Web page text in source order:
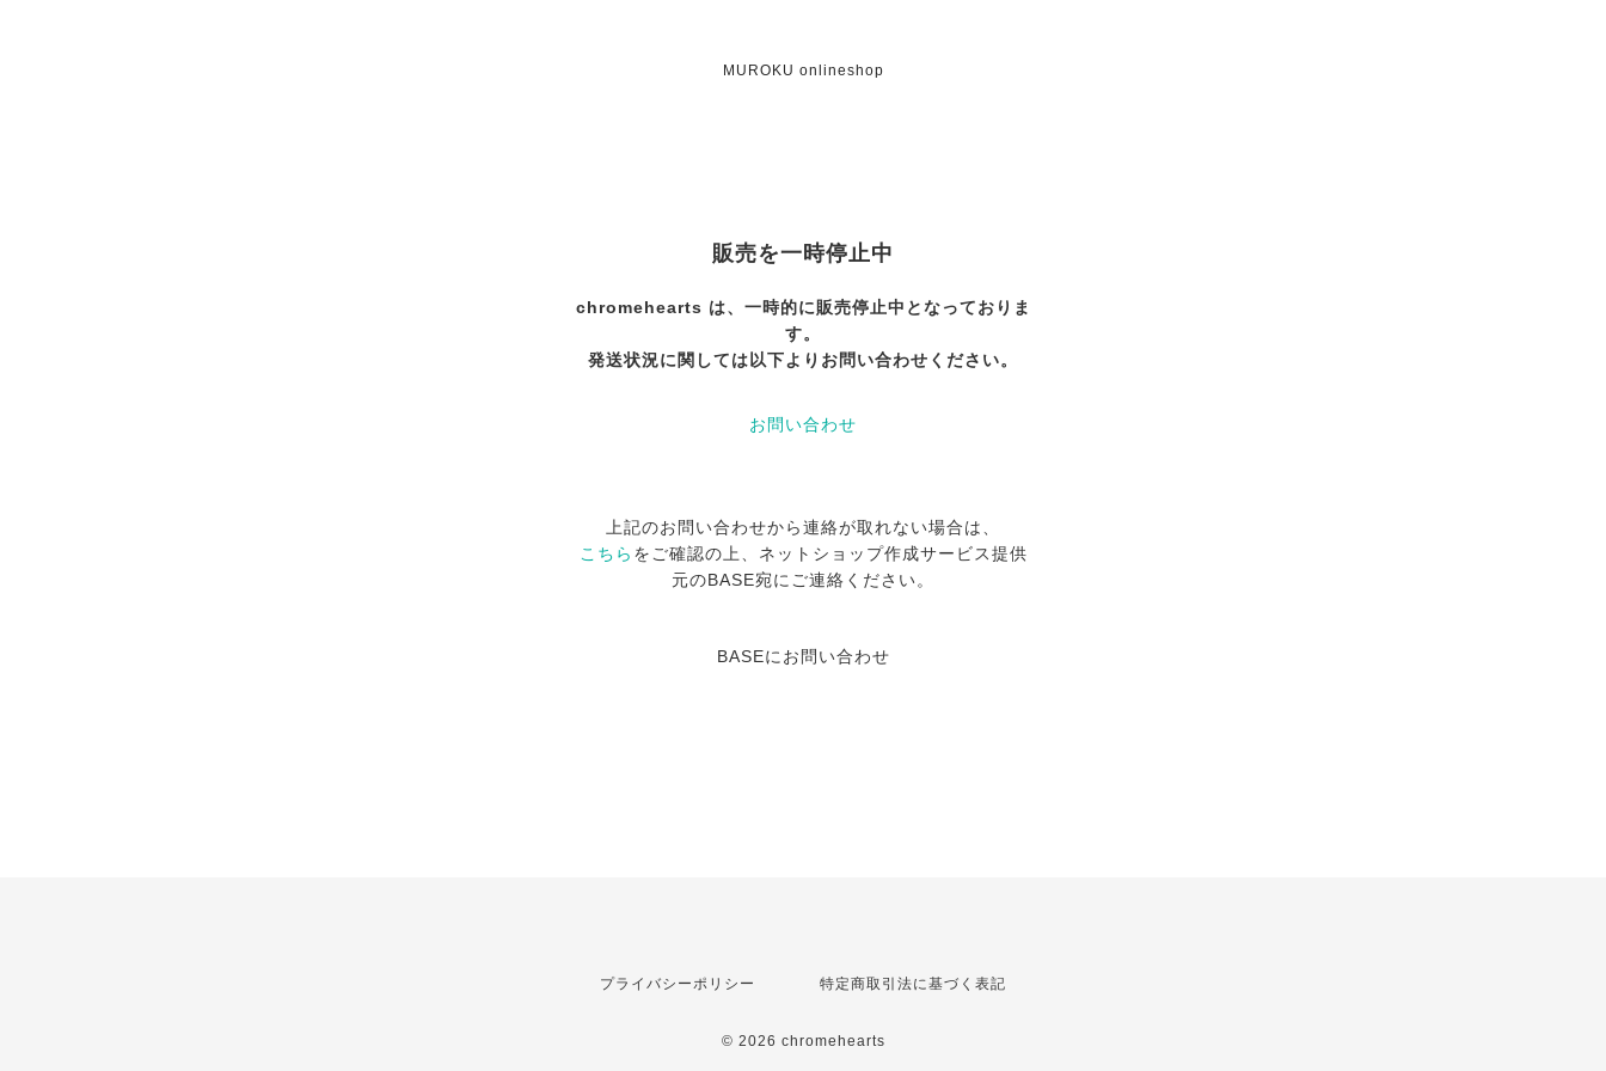
MUROKU onlineshop
販売を一時停止中
chromehearts は、一時的に販売停止中となっておりま
す。
発送状況に関しては以下よりお問い合わせください。
お問い合わせ
上記のお問い合わせから連絡が取れない場合は、
こちら をご確認の上、ネットショップ作成サービス提供
元のBASE宛にご連絡ください。
BASEにお問い合わせ
プライバシーポリシー 特定商取引法に基づく表記
© 2026 chromehearts